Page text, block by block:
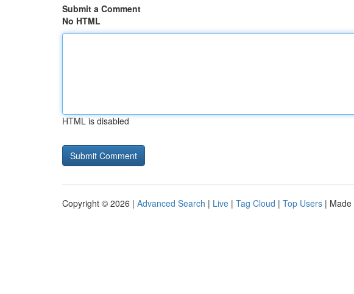
Submit a Comment
No HTML
HTML is disabled
Copyright © 2026 | Advanced Search | Live | Tag Cloud | Top Users | Made